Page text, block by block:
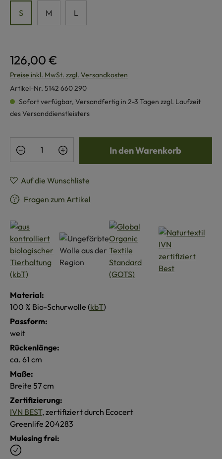
S M L
126,00 €
Preise inkl. MwSt. zzgl. Versandkosten
Artikel-Nr. 5142 660 290
Sofort verfügbar, Versandfertig in 2-3 Tagen zzgl. Laufzeit
des Versanddienstleisters
Produkt Anzahl: Gib den gewünschten
In den Warenkorb
Auf die Wunschliste
Fragen zum Artikel
Material:
100 % Bio-Schurwolle (kbT)
Passform:
weit
Rückenlänge:
ca. 61 cm
Maße:
Breite 57 cm
Zertifizierung:
IVN BEST, zertifiziert durch Ecocert
Greenlife 204283
Mulesing frei: